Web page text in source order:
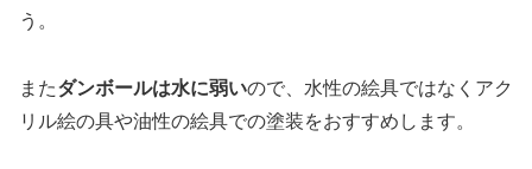
う。
またダンボールは水に弱いので、水性の絵具ではなくアク
リル絵の具や油性の絵具での塗装をおすすめします。